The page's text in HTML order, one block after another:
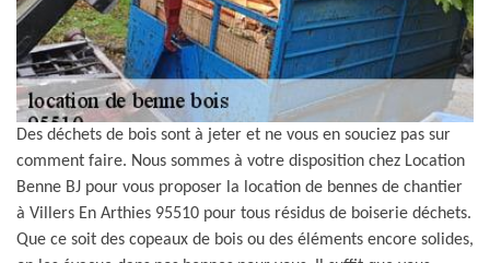
Des déchets de bois sont à jeter et ne vous en souciez pas sur
comment faire. Nous sommes à votre disposition chez Location
Benne BJ pour vous proposer la location de bennes de chantier
à Villers En Arthies 95510 pour tous résidus de boiserie déchets.
Que ce soit des copeaux de bois ou des éléments encore solides,